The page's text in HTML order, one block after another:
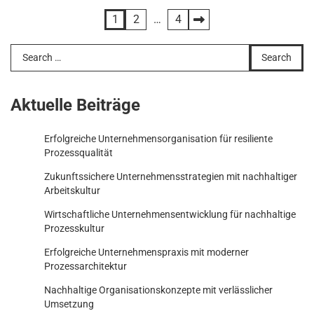
pagination
1 2 … 4
Search
for:
Aktuelle Beiträge
Erfolgreiche Unternehmensorganisation für resiliente
Prozessqualität
Zukunftssichere Unternehmensstrategien mit nachhaltiger
Arbeitskultur
Wirtschaftliche Unternehmensentwicklung für nachhaltige
Prozesskultur
Erfolgreiche Unternehmenspraxis mit moderner
Prozessarchitektur
Nachhaltige Organisationskonzepte mit verlässlicher
Umsetzung